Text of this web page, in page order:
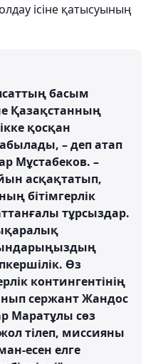
ісіне қатысуының
басым
Қазақстанның
қосқан
– деп атап
Мұстабеков. –
асқақтатып,
бітімгерлік
тұрсыздар.
Өз
контингентінің
сержант Жандос
Маратұлы сөз
тілеп, миссияны
есен елге